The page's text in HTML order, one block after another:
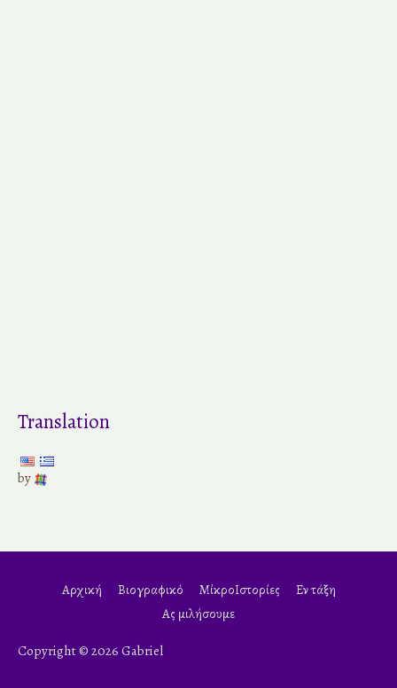
Translation
by
Αρχική Βιογραφικό ΜίκροΙστορίες
Εν τάξη
Ας μιλήσουμε
Copyright © 2026 Gabriel